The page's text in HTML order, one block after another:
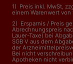
1) Preis inkl. MwSt,
einem Warenwert von
2) Ersparnis / Preis
Abrechnungspreis
Lauer-Taxe) bei
SGB V aus dem
der
Bei nicht
Apotheken nicht